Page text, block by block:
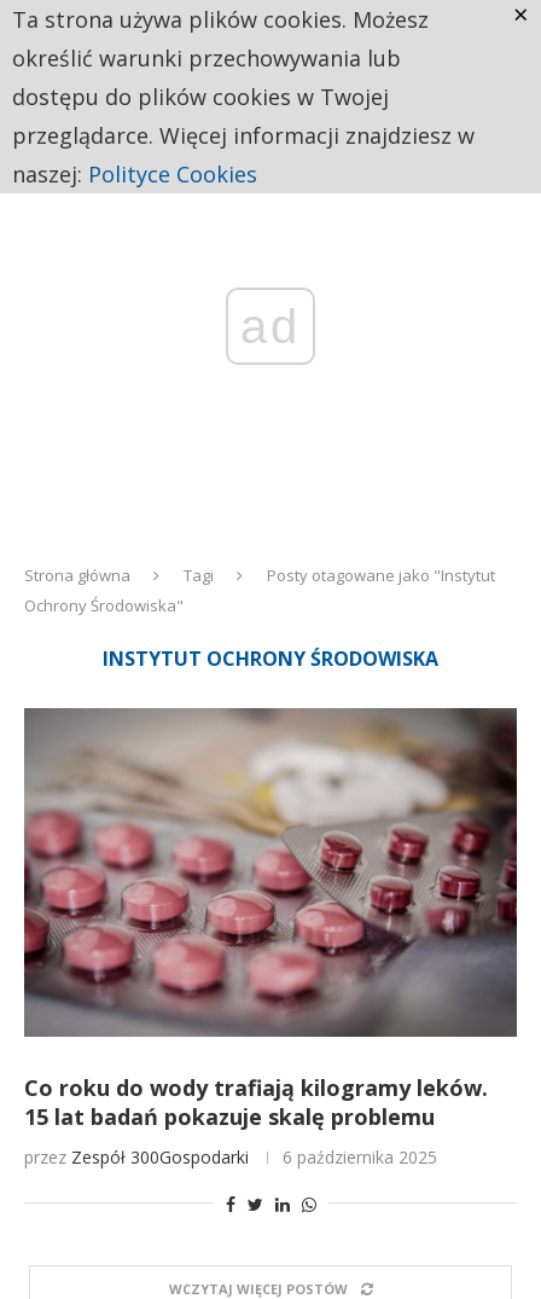
ad
Strona główna Tagi
Posty otagowane jako "Instytut
Ochrony Środowiska"
INSTYTUT OCHRONY ŚRODOWISKA
Co roku do wody trafiają kilogramy leków.
15 lat badań pokazuje skalę problemu
przez Zespół 300Gospodarki 6 października 2025
WCZYTAJ WIĘCEJ POSTÓW
Ta strona używa plików cookies. Możesz
określić warunki przechowywania lub
dostępu do plików cookies w Twojej
przeglądarce. Więcej informacji znajdziesz w
naszej: Polityce Cookies
×